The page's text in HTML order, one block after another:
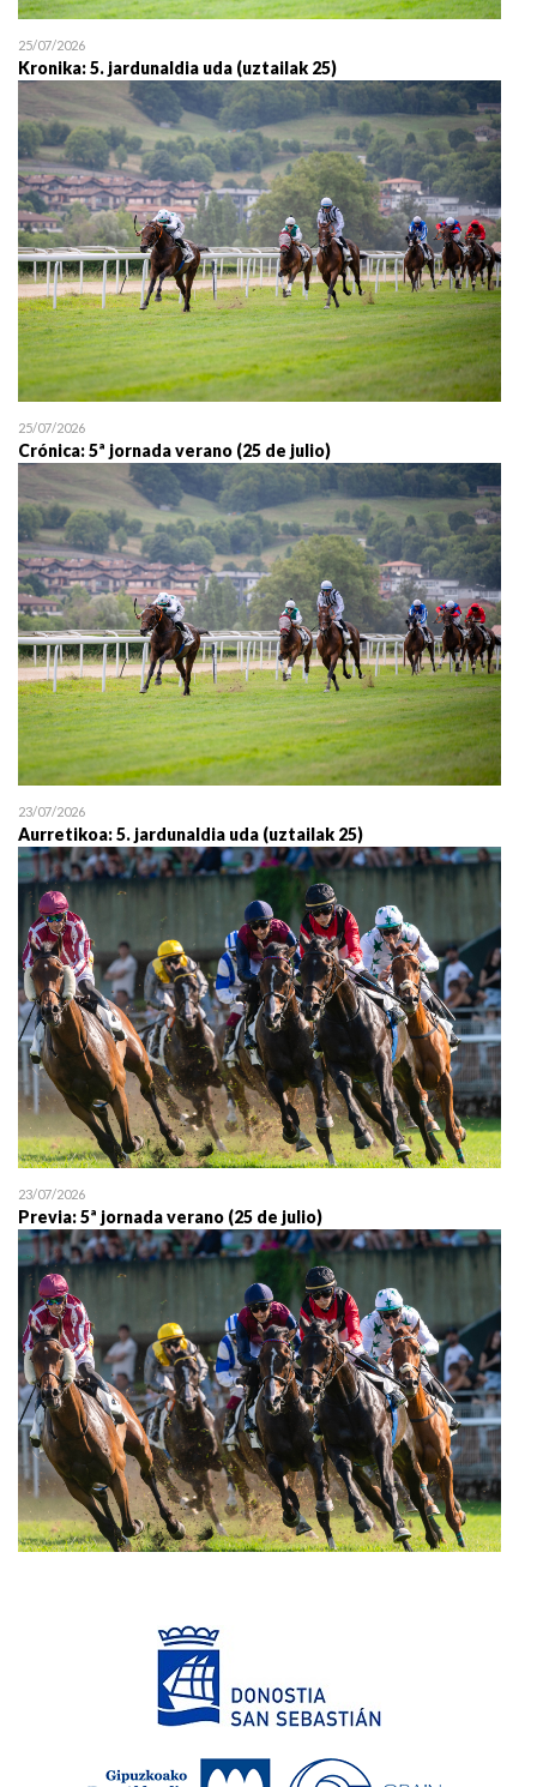
25/07/2026
Kronika: 5. jardunaldia uda (uztailak 25)
25/07/2026
Crónica: 5ª jornada verano (25 de julio)
23/07/2026
Aurretikoa: 5. jardunaldia uda (uztailak 25)
23/07/2026
Previa: 5ª jornada verano (25 de julio)